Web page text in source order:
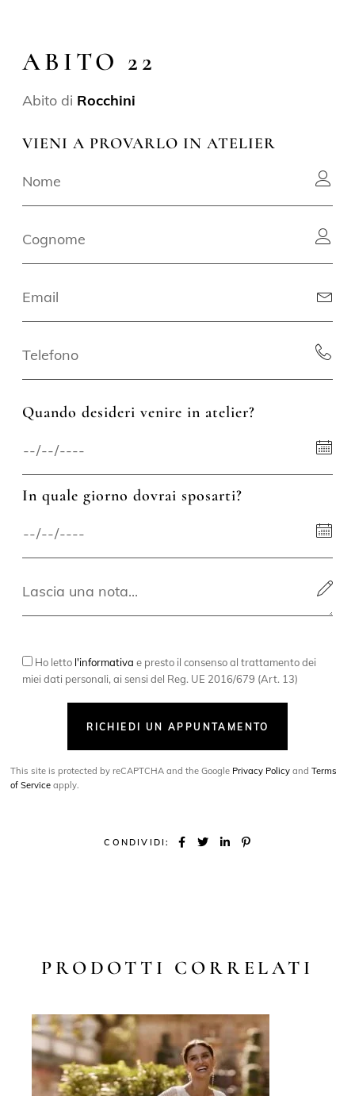
ABITO 22
Abito di Rocchini
VIENI A PROVARLO IN ATELIER
Quando desideri venire in atelier?
In quale giorno dovrai sposarti?
Ho letto l'informativa e presto il consenso al trattamento dei
miei dati personali, ai sensi del Reg. UE 2016/679 (Art. 13)
RICHIEDI UN APPUNTAMENTO
This site is protected by reCAPTCHA and the Google Privacy Policy andTerms
of Service apply.
CONDIVIDI:
PRODOTTI CORRELATI